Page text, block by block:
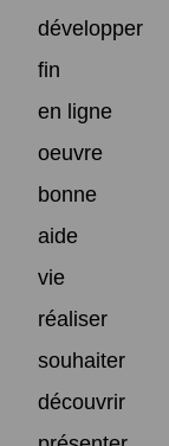
développer
fin
en ligne
oeuvre
bonne
aide
vie
réaliser
souhaiter
découvrir